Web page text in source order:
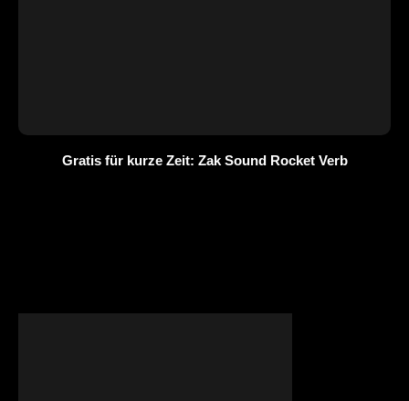
Gratis für kurze Zeit: Zak Sound Rocket Verb